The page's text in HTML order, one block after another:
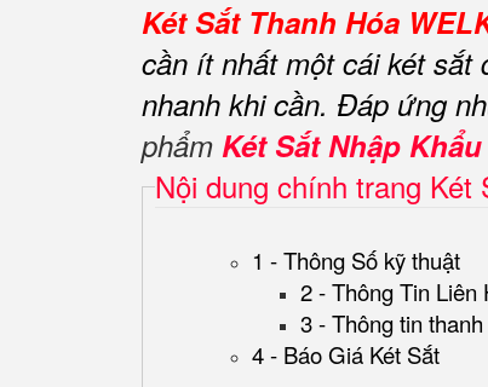
Két Sắt Thanh Hóa
cần ít nhất một cái két sắt
nhanh khi cần. Đáp ứng
phẩm Két Sắt Nhập Khẩu
Nội dung chính trang Két
1 - Thông Số kỹ thuật
2 - Thông Tin Liên
3 - Thông tin
4 - Báo Giá Két Sắt